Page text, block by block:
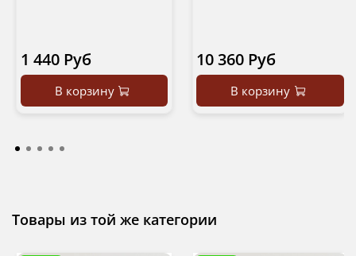
1 440 Руб
В корзину
10 360 Руб
В корзину
Товары из той же категории